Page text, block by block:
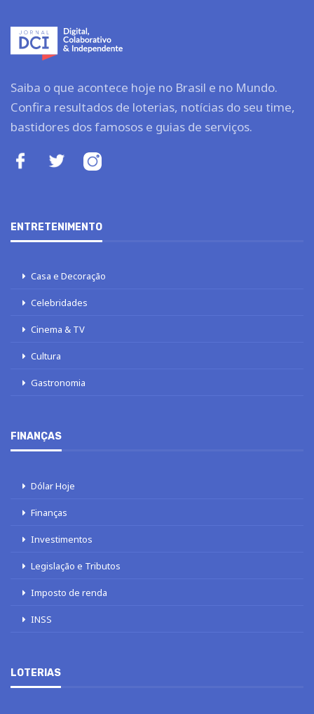
Saiba o que acontece hoje no Brasil e no Mundo.
Confira resultados de loterias, notícias do seu time,
bastidores dos famosos e guias de serviços.
ENTRETENIMENTO
Casa e Decoração
Celebridades
Cinema & TV
Cultura
Gastronomia
FINANÇAS
Dólar Hoje
Finanças
Investimentos
Legislação e Tributos
Imposto de renda
INSS
LOTERIAS